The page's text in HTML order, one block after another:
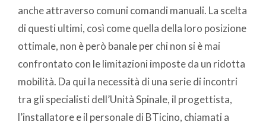
anche attraverso comuni comandi manuali. La scelta
di questi ultimi, così come quella della loro posizione
ottimale, non è però banale per chi non si è mai
confrontato con le limitazioni imposte da un ridotta
mobilità. Da qui la necessità di una serie di incontri
tra gli specialisti dell’Unità Spinale, il progettista,
l’installatore e il personale di BTicino, chiamati a